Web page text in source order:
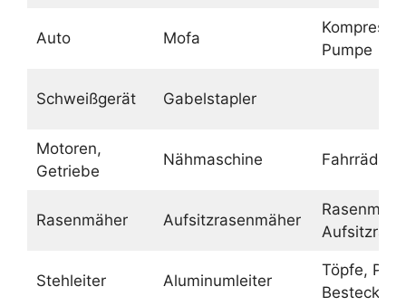
Auto Mofa
Pumpe
Schweißgerät Gabelstapler
Motoren,
Getriebe
Nähmaschine Fahrräder
Rasenmäher Aufsitzrasenmäher
Stehleiter Aluminumleiter
Töpfe,
Besteck